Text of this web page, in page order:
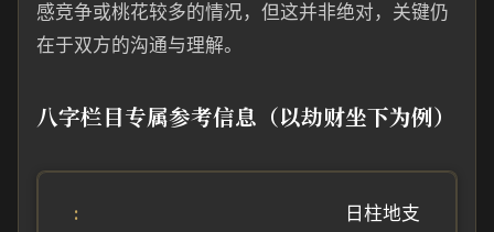
感竞争或桃花较多的情况，但这并非绝对，关键仍
在于双方的沟通与理解。
八字栏目专属参考信息（以劫财坐下为例）
日柱地支